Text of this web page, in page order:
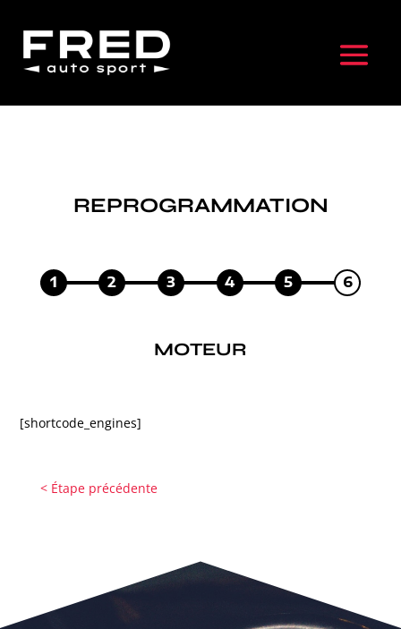
REPROGRAMMATION
1 2 3 4 5 6
MOTEUR
[shortcode_engines]
< Étape précédente